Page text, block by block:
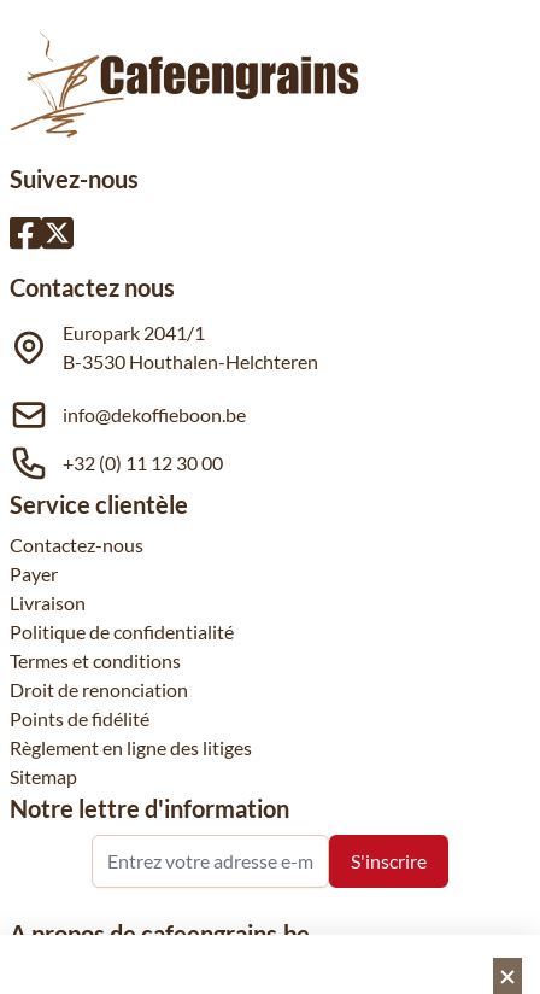
Suivez-nous
Contactez nous
Europark 2041/1
B-3530 Houthalen-Helchteren
info@dekoffieboon.be
+32 (0) 11 12 30 00
Service clientèle
Contactez-nous
Payer
Livraison
Politique de confidentialité
Termes et conditions
Droit de renonciation
Points de fidélité
Règlement en ligne des litiges
Sitemap
Notre lettre d'information
A propos de cafeengrains.be